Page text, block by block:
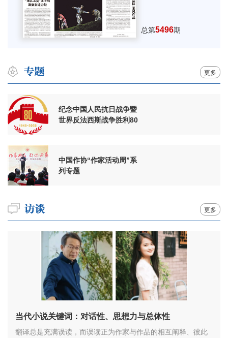
总第5496期
更多
纪念中国人民抗日战争暨
世界反法西斯战争胜利80
中国作协“作家活动周”系
列专题
更多
当代小说关键词：对话性、思想力与总体性
翻译总是充满误读，而误读正为作家与作品的相互阐释、彼此